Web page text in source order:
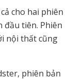
cho hai phiên
đầu tiên. Phiên
nội thất cũng
phiên bản